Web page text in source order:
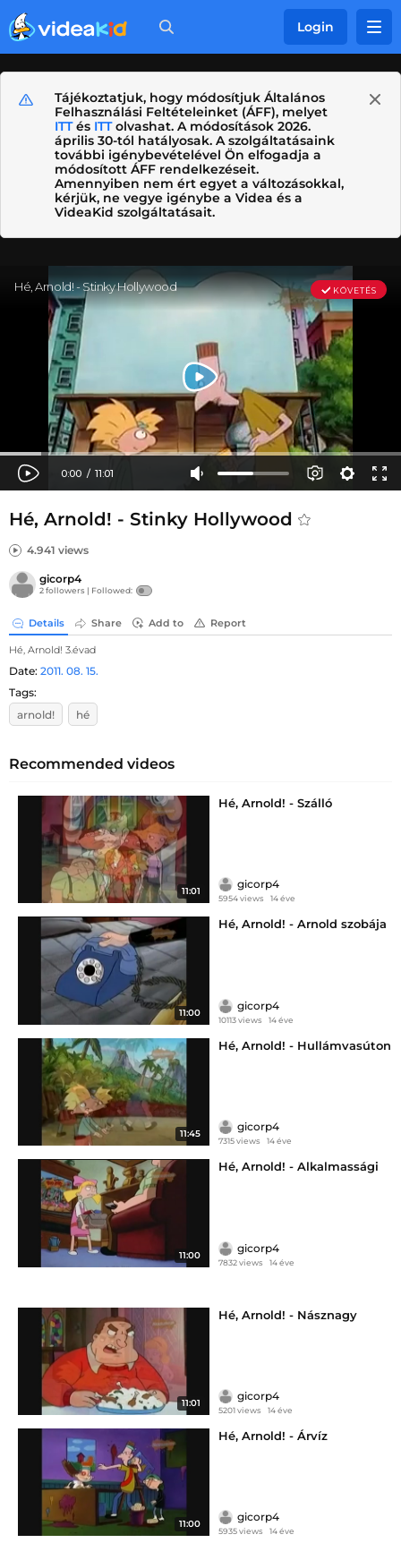
Login
Tájékoztatjuk, hogy módosítjuk Általános
Felhasználási Feltételeinket (ÁFF), melyet
ITTés ITTolvashat. A módosítások 2026.
április 30-tól hatályosak. A szolgáltatásaink
további igénybevételével Ön elfogadja a
módosított ÁFF rendelkezéseit.
Amennyiben nem ért egyet a változásokkal,
kérjük, ne vegye igénybe a Videa és a
VideaKid szolgáltatásait.
Hé, Arnold! - Stinky Hollywood
4.941 views
gicorp4
2 followers | Followed:
Details Share Add to Report
Hé, Arnold! 3.évad
Date: 2011. 08. 15.
Tags:
arnold!
hé
Recommended videos
11:01
Hé, Arnold! - Szálló
gicorp4
5954 views 14 éve
11:00
Hé, Arnold! - Arnold szobája
gicorp4
10113 views 14 éve
11:45
Hé, Arnold! - Hullámvasúton
gicorp4
7315 views 14 éve
11:00
Hé, Arnold! - Alkalmassági
gicorp4
7832 views 14 éve
11:01
Hé, Arnold! - Násznagy
gicorp4
5201 views 14 éve
11:00
Hé, Arnold! - Árvíz
gicorp4
5935 views 14 éve